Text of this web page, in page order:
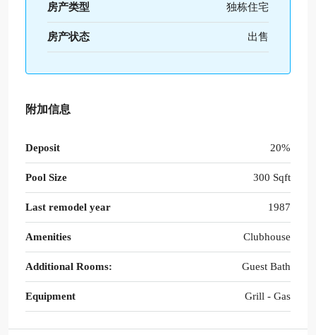
房产类型 独栋住宅
房产状态 出售
附加信息
Deposit 20%
Pool Size 300 Sqft
Last remodel year 1987
Amenities Clubhouse
Additional Rooms: Guest Bath
Equipment Grill - Gas